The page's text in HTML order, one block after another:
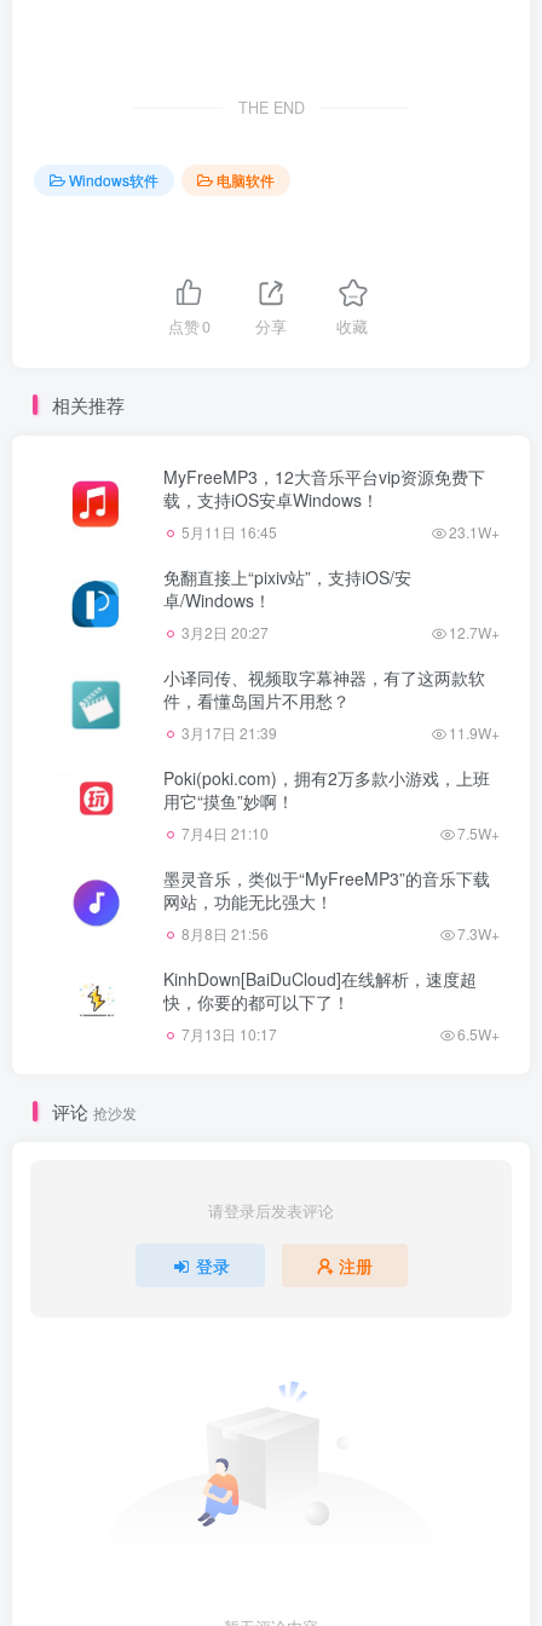
THE END
Windows软件 电脑软件
点赞0 分享 收藏
相关推荐
MyFreeMP3，12大音乐平台vip资源免费下
载，支持iOS安卓Windows！
5月11日 16:45 23.1W+
免翻直接上“pixiv站”，支持iOS/安
卓/Windows！
3月2日 20:27 12.7W+
小译同传、视频取字幕神器，有了这两款软
件，看懂岛国片不用愁？
3月17日 21:39 11.9W+
Poki(poki.com)，拥有2万多款小游戏，上班
用它“摸鱼”妙啊！
7月4日 21:10 7.5W+
墨灵音乐，类似于“MyFreeMP3”的音乐下载
网站，功能无比强大！
8月8日 21:56 7.3W+
KinhDown[BaiDuCloud]在线解析，速度超
快，你要的都可以下了！
7月13日 10:17 6.5W+
评论 抢沙发
请登录后发表评论
登录 注册